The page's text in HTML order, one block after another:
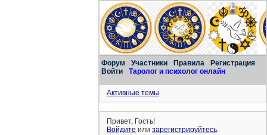
Форум Участники Правила
Регистрация
Войти
Таролог и психолог онлайн
Активные темы
Привет, Гость!
Войдите илизарегистрируйтесь.